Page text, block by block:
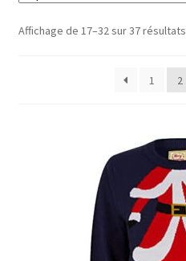
Pull Noël Promo
Affichage de 17–32 sur 37 résultats
1 2